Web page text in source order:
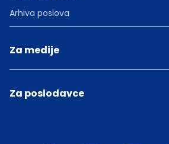
Arhiva poslova
Za medije
Za poslodavce